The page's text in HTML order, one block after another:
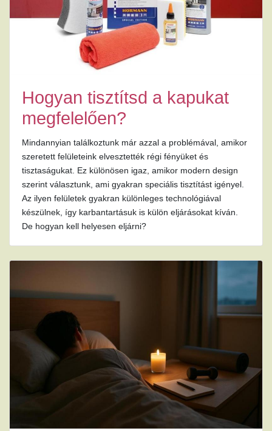
Hogyan tisztítsd a kapukat
megfelelően?
Mindannyian találkoztunk már azzal a problémával, amikor
szeretett felületeink elvesztették régi fényüket és
tisztaságukat. Ez különösen igaz, amikor modern design
szerint választunk, ami gyakran speciális tisztítást igényel.
Az ilyen felületek gyakran különleges technológiával
készülnek, így karbantartásuk is külön eljárásokat kíván.
De hogyan kell helyesen eljárni?